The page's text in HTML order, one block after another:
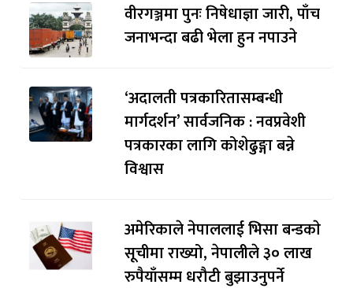
वीरगञ्जमा पुनः निषेधाज्ञा जारी, पाँच
जनाभन्दा बढी भेला हुन नपाउने
‘अदालती पत्रकारितासम्बन्धी
मार्गदर्शन’ सार्वजनिक : नवप्रवेशी
पत्रकारका लागि कोशेढुङ्गा बन्ने
विश्वास
अमेरिकाले नेपाललाई भिसा बन्डकाे
सूचीमा राख्यो, नेपालीले ३० लाख
रुपैयाँसम्म धरौटी बुझाउनुपर्ने